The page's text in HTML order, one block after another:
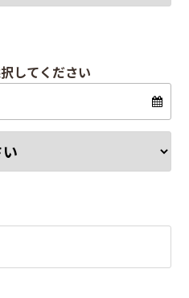
してください